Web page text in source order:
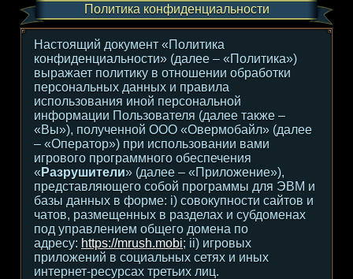
Политика конфиденциальности
Настоящий документ «Политика
конфиденциальности» (далее – «Политика»)
выражает политику в отношении обработки
персональных данных и правила
использования иной персональной
информации Пользователя (далее также –
«Вы»), полученной ООО «Овермобайл» (далее
– «Оператор») при использовании вами
игрового программного обеспечения
«Разрушители» (далее – «Приложение»),
представляющего собой программы для ЭВМ и
базы данных в форме: i) совокупности сайтов и
чатов, размещенных в разделах и субдоменах
под управлением общего домена по
адресу: https://mrush.mobi; ii) игровых
приложений в социальных сетях и иных
интернет-ресурсах третьих лиц.